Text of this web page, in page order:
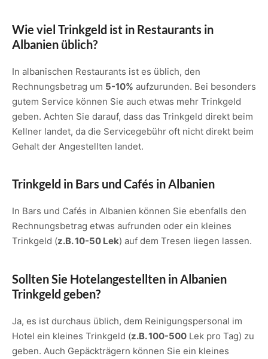
Wie viel Trinkgeld ist in Restaurants in
Albanien üblich?
In albanischen Restaurants ist es üblich, den
Rechnungsbetrag um 5-10% aufzurunden. Bei besonders
gutem Service können Sie auch etwas mehr Trinkgeld
geben. Achten Sie darauf, dass das Trinkgeld direkt beim
Kellner landet, da die Servicegebühr oft nicht direkt beim
Gehalt der Angestellten landet.
Trinkgeld in Bars und Cafés in Albanien
In Bars und Cafés in Albanien können Sie ebenfalls den
Rechnungsbetrag etwas aufrunden oder ein kleines
Trinkgeld (z.B. 10-50 Lek) auf dem Tresen liegen lassen.
Sollten Sie Hotelangestellten in Albanien
Trinkgeld geben?
Ja, es ist durchaus üblich, dem Reinigungspersonal im
Hotel ein kleines Trinkgeld (z.B. 100-500 Lek pro Tag) zu
geben. Auch Gepäckträgern können Sie ein kleines